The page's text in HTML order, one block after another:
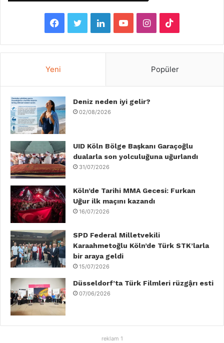
a
b
o
o
k
w
t
r
L
i
e
I
n
o
u
e
I
n
r
i
Yeni Popüler
Deniz neden iyi gelir?
02/08/2026
UID Köln Bölge Başkanı Garaçoğlu
dualarla son yolculuğuna uğurlandı
31/07/2026
Köln’de Tarihi MMA Gecesi: Furkan
Uğur ilk maçını kazandı
16/07/2026
SPD Federal Milletvekili
Karaahmetoğlu Köln’de Türk STK’larla
bir araya geldi
15/07/2026
Düsseldorf’ta Türk Filmleri rüzgậrı esti
07/06/2026
reklam 1